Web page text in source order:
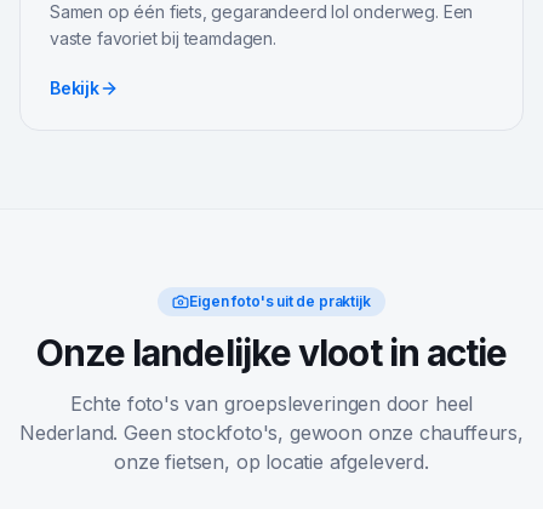
Samen op één fiets, gegarandeerd lol onderweg. Een
vaste favoriet bij teamdagen.
Bekijk
Eigen foto's uit de praktijk
Onze landelijke vloot in actie
Echte foto's van groepsleveringen door heel
Nederland. Geen stockfoto's, gewoon onze chauffeurs,
onze fietsen, op locatie afgeleverd.